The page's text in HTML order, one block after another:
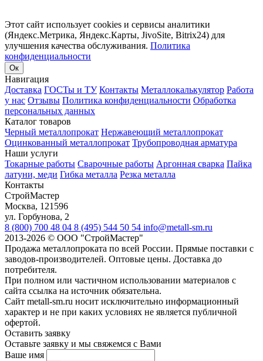
Этот сайт использует cookies и сервисы аналитики
(Яндекс.Метрика, Яндекс.Карты, JivoSite, Bitrix24) для
улучшения качества обслуживания. Политика
конфиденциальности
Ок
Навигация
Доставка ГОСТы и ТУ Контакты Металлокалькулятор Работа
у нас Отзывы Политика конфиденциальности Обработка
персональных данных
Каталог товаров
Черный металлопрокат Нержавеющий металлопрокат
Оцинкованный металлопрокат Трубопроводная арматура
Наши услуги
Токарные работы Сварочные работы Аргонная сварка Пайка
латуни, меди Гибка металла Резка металла
Контакты
СтройМастер
Москва, 121596
ул. Горбунова, 2
8 (800) 700 48 04 8 (495) 544 50 54 info@metall-sm.ru
2013-2026 © ООО "СтройМастер"
Продажа металлопроката по всей России. Прямые поставки с
заводов-производителей. Оптовые цены. Доставка до
потребителя.
При полном или частичном использовании материалов с
сайта ссылка на источник обязательна.
Сайт metall-sm.ru носит исключительно информационный
характер и не при каких условиях не является публичной
офертой.
Оставить заявку
Оставьте заявку и мы свяжемся с Вами
Ваше имя